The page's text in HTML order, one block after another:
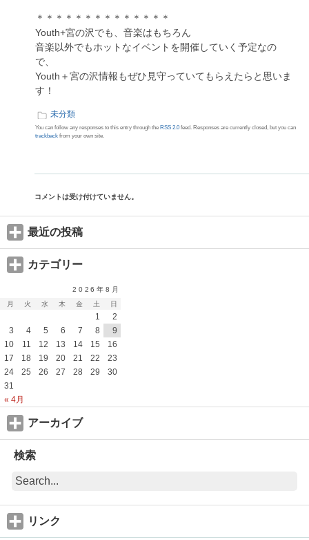
＊＊＊＊＊＊＊＊＊＊＊＊＊＊
Youth+宮の沢でも、音楽はもちろん
音楽以外でもホットなイベントを開催していく予定なの
で、
Youth＋宮の沢情報もぜひ見守っていてもらえたらと思いま
す！
未分類
You can follow any responses to this entry through the RSS 2.0 feed. Responses are currently closed, but you can
trackback from your own site.
コメントは受け付けていません。
最近の投稿
カテゴリー
2026年8月
月
火 水 木 金 土 日
« 4月
1
2
3
4 5 6 7 8
9
10
11 12 13 14 15
16
17
18 19 20 21 22
23
24
25 26 27 28 29
30
31
アーカイブ
検索
リンク